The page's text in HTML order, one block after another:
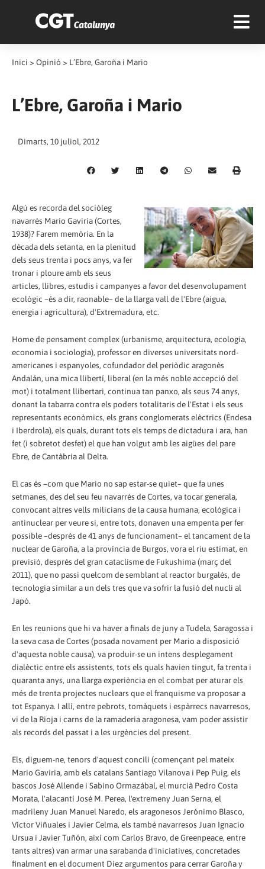
Inici > Opinió > L’Ebre, Garoña i Mario
L’Ebre, Garoña i Mario
Dimarts, 10 juliol, 2012
Algú es recorda del sociòleg
navarrès Mario Gaviria (Cortes,
1938)? Farem memòria. En la
dècada dels setanta, en la plenitud
dels seus trenta i pocs anys, va fer
tronar i ploure amb els seus
articles, llibres, estudis i campanyes a favor del desenvolupament
ecològic –és a dir, raonable– de la llarga vall de l'Ebre (aigua,
energia i agricultura), d'Extremadura, etc.
Home de pensament complex (urbanisme, arquitectura, ecologia,
economia i sociologia), professor en diverses universitats nord-
americanes i espanyoles, cofundador del periòdic aragonès
Andalán, una mica llibertí, liberal (en la més noble accepció del
mot) i totalment llibertari, continua tan panxo, als seus 74 anys,
donant la tabarra contra els poders totalitaris de l'Estat i els seus
representants econòmics, els grans conglomerats elèctrics (Endesa
i Iberdrola), els quals, durant tots els temps de dictadura i ara, han
fet (i sobretot desfet) el que han volgut amb les aigües del pare
Ebre, de Cantàbria al Delta.
El cas és –com que Mario no sap estar-se quiet– que fa unes
setmanes, des del seu feu navarrès de Cortes, va tocar generala,
convocant altres vells milicians de la causa humana, ecològica i
antinuclear per veure si, entre tots, donaven una empenta per fer
possible –després de 41 anys de funcionament– el tancament de la
nuclear de Garoña, a la província de Burgos, vora el riu estimat, en
previsió, després del gran cataclisme de Fukushima (març del
2011), que no passi quelcom de semblant al reactor burgalès, de
tecnologia similar a un dels tres que va sofrir la fusió del nucli al
Japó.
En les reunions que hi va haver a finals de juny a Tudela, Saragossa i
la seva casa de Cortes (posada novament per Mario a disposició
d'aquesta noble causa), va produir-se un intens desplegament
dialèctic entre els assistents, tots els quals havien tingut, fa trenta i
quaranta anys, una llarga experiència en el combat per aturar els
més de trenta projectes nuclears que el franquisme va proposar a
tot Espanya. I allí, entre pebrots, tomàquets i espàrrecs navarresos,
vi de la Rioja i carns de la ramaderia aragonesa, vam poder assistir
als records del passat i a les urgències del present.
Els, diguem-ne, tenors d'aquest concili (començant pel mateix
Mario Gaviria, amb els catalans Santiago Vilanova i Pep Puig, els
bascos José Allende i Sabino Ormazábal, el murcià Pedro Costa
Morata, l'alacantí José M. Perea, l'extremeny Juan Serna, el
madrileny Juan Manuel Naredo, els aragonesos Jerónimo Blasco,
Víctor Viñuales i Javier Celma, els també navarresos Juan Ignacio
Ursua i Javier Tuñón, així com Carlos Bravo, de Greenpeace, entre
tants altres) van armar una sarabanda d'iniciatives, concretades
finalment en el document Diez argumentos para cerrar Garoña y